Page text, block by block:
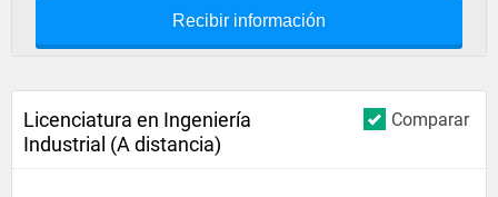
Recibir información
Comparar
Licenciatura en Ingeniería
Industrial (A distancia)